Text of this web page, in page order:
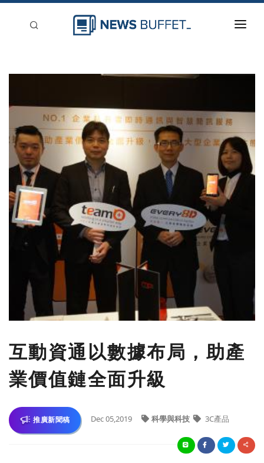
刊登
互動資通以數據布局，助產
業價值鏈全面升級
推廣新聞稿 Dec 05,2019 科學與科技 3C產品